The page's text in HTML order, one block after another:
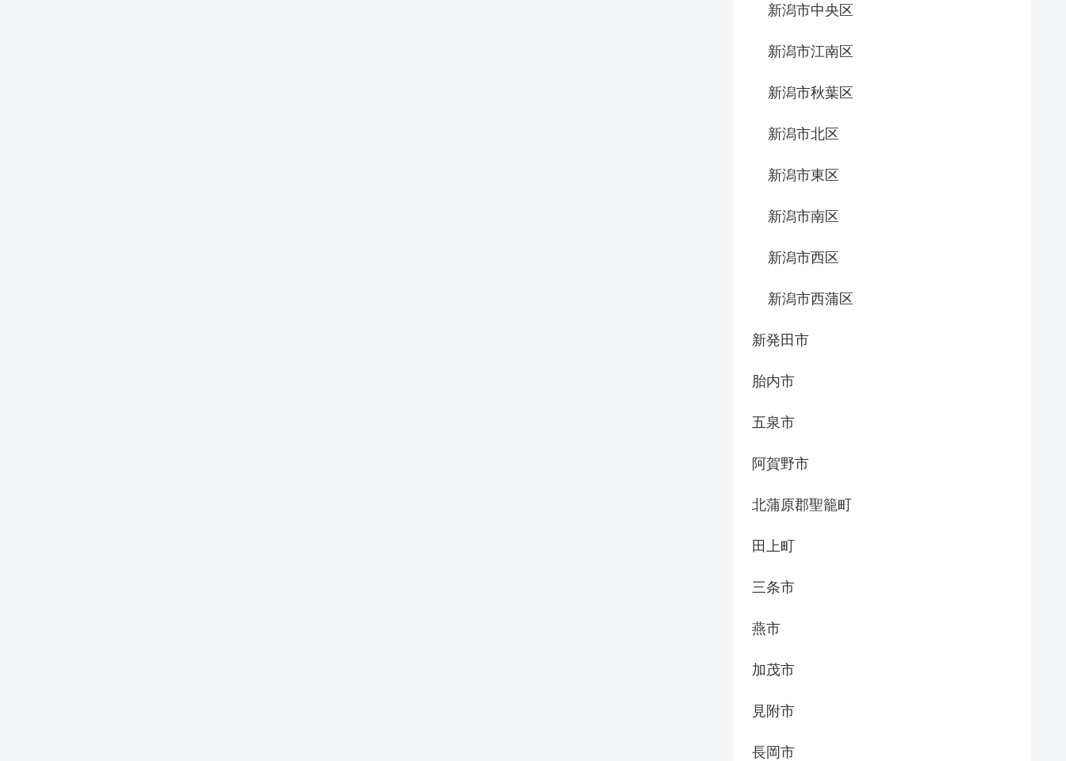
新潟市中央区
新潟市江南区
新潟市秋葉区
新潟市北区
新潟市東区
新潟市南区
新潟市西区
新潟市西蒲区
新発田市
胎内市
五泉市
阿賀野市
北蒲原郡聖籠町
田上町
三条市
燕市
加茂市
見附市
長岡市